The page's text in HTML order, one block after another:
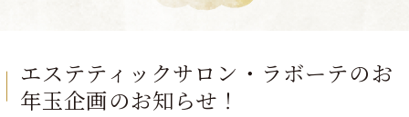
エステティックサロン・ラボーテのお
年玉企画のお知らせ！